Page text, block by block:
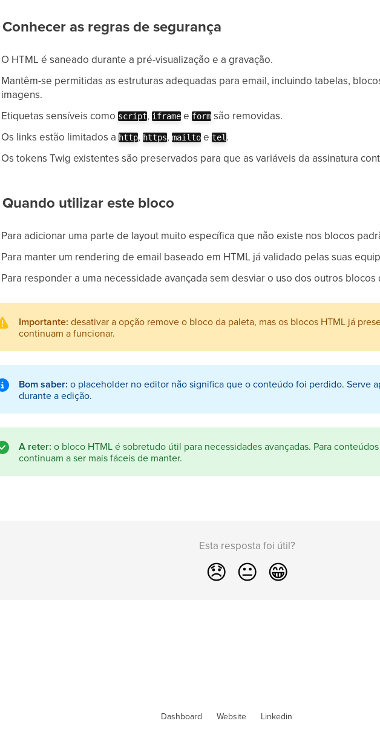
Conhecer as regras de segurança
O HTML é saneado durante a pré-visualização e a gravação.
Mantêm-se permitidas as estruturas adequadas para email, incluindo tabelas,
imagens.
Etiquetas sensíveis comoscript,iframe eform são removidas.
Os links estão limitados ahttp,https,mailto etel.
Os tokens Twig existentes são preservados para que as variáveis da assinatura
Quando utilizar este bloco
Para adicionar uma parte de layout muito específica que não existe nos blocos
Para manter um rendering de email baseado em HTML já validado pelas suas
Para responder a uma necessidade avançada sem desviar o uso dos outros blocos
Importante: desativar a opção remove o bloco da paleta, mas os blocos HTML já
continuam a funcionar.
Bom saber: o placeholder no editor não significa que o conteúdo foi perdido. Serve
durante a edição.
A reter: o bloco HTML é sobretudo útil para necessidades avançadas. Para
continuam a ser mais fáceis de manter.
Esta resposta foi útil?
😞 😐 😁
Dashboard Website Linkedin